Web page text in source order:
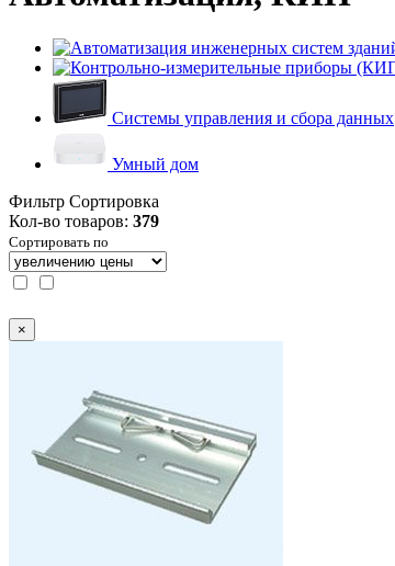
Системы управления и сбора данных
Умный дом
Фильтр Сортировка
Кол-во товаров: 379
Сортировать по
×